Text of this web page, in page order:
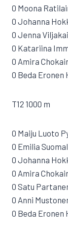
0 Moona
0 Johanna
0 Jenna
0 Katariina
0 Amira
0 Beda Eronen
T12 1000 m
0 Maiju Luoto
0 Emilia
0 Johanna
0 Amira
0 Satu
0 Anni
0 Beda Eronen